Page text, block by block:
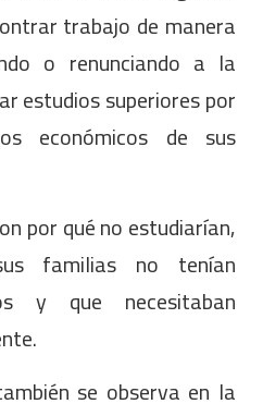
trabajo de manera
o renunciando a la
estudios superiores por
económicos de sus
por qué no estudiarían,
familias no tenían
y que necesitaban
se observa en la